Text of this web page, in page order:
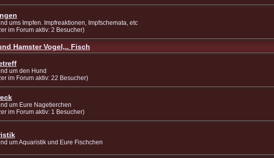
ums Impfen. Impfreaktionen, Impfschemata, etc
im Forum aktiv: 2 Besucher)
Hamster Vogel,.. Fisch
um den Hund
im Forum aktiv: 22 Besucher)
um Eure Nagetierchen
im Forum aktiv: 1 Besucher)
um Aquaristik und Eure Fischchen